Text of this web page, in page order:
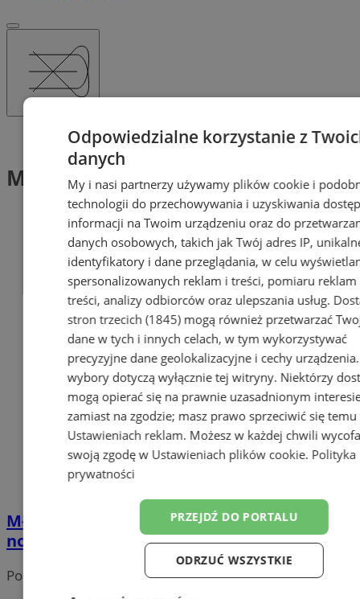
Tag: Młodzieżowy Klub Książki
Młodzieżowy Klub Książki (1)
Młodzieżowy Klub Książki w Sosnowcu –
nowa przestrzeń dla młodych czytelników
Portal należy do sieci
Odpowiedzialne korzystanie z
danych
My i nasi partnerzy używamy plików cookie i
technologii do przechowywania i uzyskiwania
informacji na Twoim urządzeniu oraz do
danych osobowych, takich jak Twój adres IP,
identyfikatory i dane przeglądania, w celu
spersonalizowanych reklam i treści, pomiaru reklam
treści, analizy odbiorców oraz ulepszania usług.
stron trzecich (1845)mogą również przetwarzać
dane w tych i innych celach, w tym wykorzystywać
precyzyjne dane geolokalizacyjne i cechy
wybory dotyczą wyłącznie tej witryny. Niektórzy
mogą opierać się na prawnie uzasadnionym
zamiast na zgodzie; masz prawo sprzeciwić się temu
Ustawieniach reklam. Możesz w każdej chwili
swoją zgodę w Ustawieniach plików cookie. Polityka
prywatności
PRZEJDŹ DO PORTALU
ODRZUĆ WSZYSTKIE